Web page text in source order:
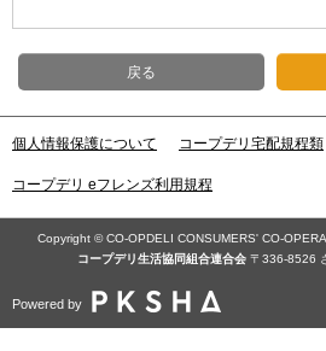
戻る
個人情報保護について コープデリ宅配規程類
コープデリ eフレンズ利用規程
Copyright © CO-OPDELI CONSUMERS' CO-
コープデリ⽣活協同組合連合会〒336-8526
Powered by